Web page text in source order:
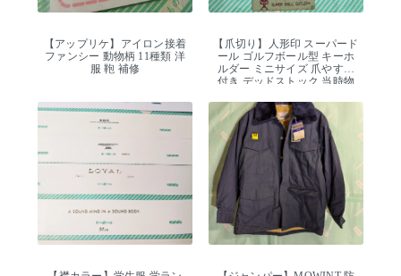
【アップリケ】アイロン接着
ファンシー 動物柄 11種類 洋
服 鞄 補修
【爪切り】人形印 スーパード
ール ゴルフボール型 キーホ
ルダー ミニサイズ 爪やすり
付き デッドストック 当時物